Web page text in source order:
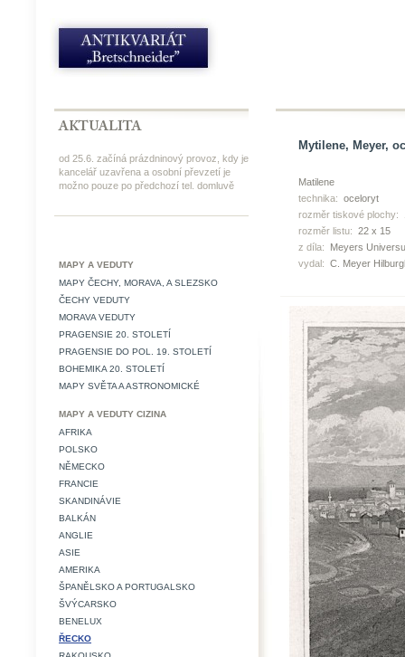
od 25.6. začíná prázdninový provoz, kdy je
kancelář uzavřena a osobní převzetí je
možno pouze po předchozí tel. domluvě
MAPY A VEDUTY
MAPY ČECHY, MORAVA, A SLEZSKO
ČECHY VEDUTY
MORAVA VEDUTY
PRAGENSIE 20. STOLETÍ
PRAGENSIE DO POL. 19. STOLETÍ
BOHEMIKA 20. STOLETÍ
MAPY SVĚTA A ASTRONOMICKÉ
MAPY A VEDUTY CIZINA
AFRIKA
POLSKO
NĚMECKO
FRANCIE
SKANDINÁVIE
BALKÁN
ANGLIE
ASIE
AMERIKA
ŠPANĚLSKO A PORTUGALSKO
ŠVÝCARSKO
BENELUX
ŘECKO
Mytilene, Meyer,
Matilene
technika: oceloryt
rozměr tiskové plochy:
rozměr listu: 22 x 15
z díla:
Meyers
vydal: C. Meyer